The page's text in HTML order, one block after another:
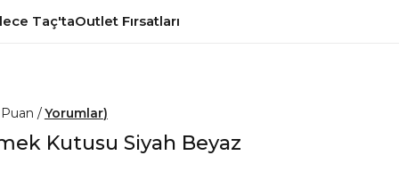
Taç'taOutlet Fırsatları
Yorumlar
Kutusu Siyah Beyaz